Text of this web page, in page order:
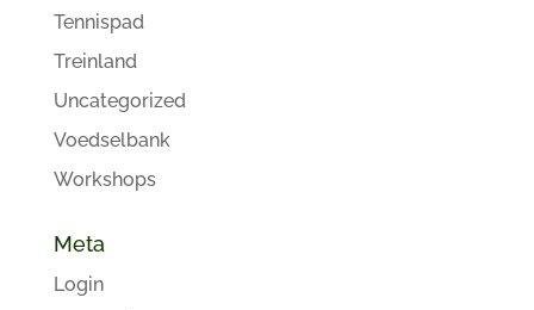
Tennispad
Treinland
Uncategorized
Voedselbank
Workshops
Meta
Login